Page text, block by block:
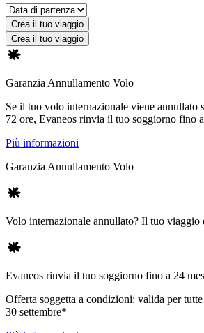
Crea il tuo viaggio
Crea il tuo viaggio
Garanzia Annullamento Volo
Se il tuo volo internazionale viene annullato
72 ore, Evaneos rinvia il tuo soggiorno fino
Più informazioni
Garanzia Annullamento Volo
Volo internazionale annullato? Il tuo viaggio
Evaneos rinvia il tuo soggiorno fino a 24
Offerta soggetta a condizioni: valida per
30 settembre*